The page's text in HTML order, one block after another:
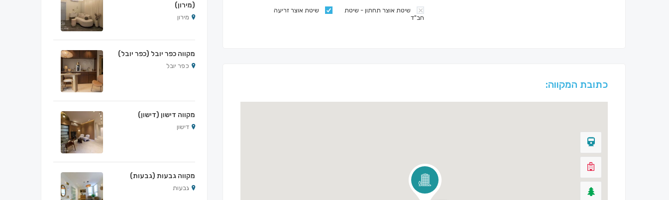
שיטת אוצר זריעה
שיטת אוצר תחתון - שיטת
חב"ד
כתובת המקווה:
(מירון)
מירון
מקווה כפר יובל (כפר יובל)
כפר יובל
מקווה דישון (דישון)
דישון
מקווה גבעות (גבעות)
גבעות